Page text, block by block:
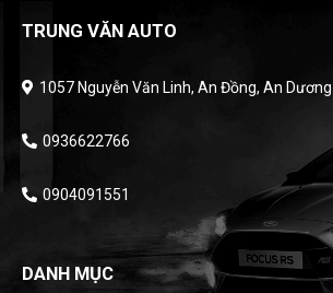
TRUNG VĂN AUTO
1057 Nguyễn Văn Linh, An Đồng, An
0936622766
0904091551
DANH MỤC